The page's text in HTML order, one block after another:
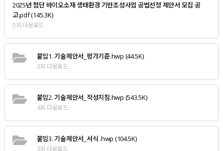
2025년 첨단 바이오소재 생태환경 기반조성사업 공법선정 제안서 모집 공
고.pdf(145.3K)
5회 다운로드
붙임1. 기술제안서_평가기준.hwp (44.5K)
3회 다운로드
붙임2. 기술제안서_작성지침.hwp (543.5K)
4회 다운로드
붙임3. 기술제안서_서식 .hwp (104.5K)
3회 다운로드